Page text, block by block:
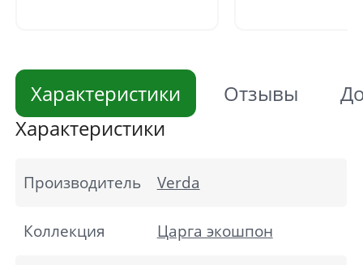
Характеристики Отзывы
Характеристики
Производитель Verda
Коллекция Царга экошпон